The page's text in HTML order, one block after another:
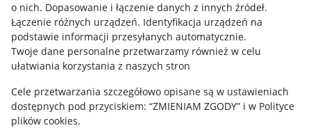
o nich. Dopasowanie i łączenie danych z innych źródeł.
Łączenie różnych urządzeń. Identyfikacja urządzeń na
podstawie informacji przesyłanych automatycznie.
Twoje dane personalne przetwarzamy również w celu
ułatwiania korzystania z naszych stron
Cele przetwarzania szczegółowo opisane są w ustawieniach
dostępnych pod przyciskiem: “ZMIENIAM ZGODY” i w Polityce
plików cookies.
Regulamin
Polityka plików "cookies"
Ustawienia plików "cookies"
Udostępnianie lokalizacji
Informacje dla Aktu o Usługach Cyfrowych